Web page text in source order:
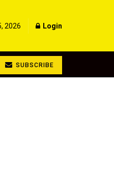
2026 Login
SUBSCRIBE